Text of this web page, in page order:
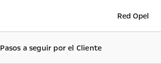
Red Opel
Pasos a seguir por el Cliente